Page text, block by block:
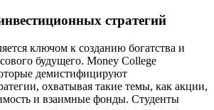
стратегий
ключом к созданию богатства и
будущего. Money College
демистифицируют
охватывая такие темы, как акции,
и взаимные фонды. Студенты